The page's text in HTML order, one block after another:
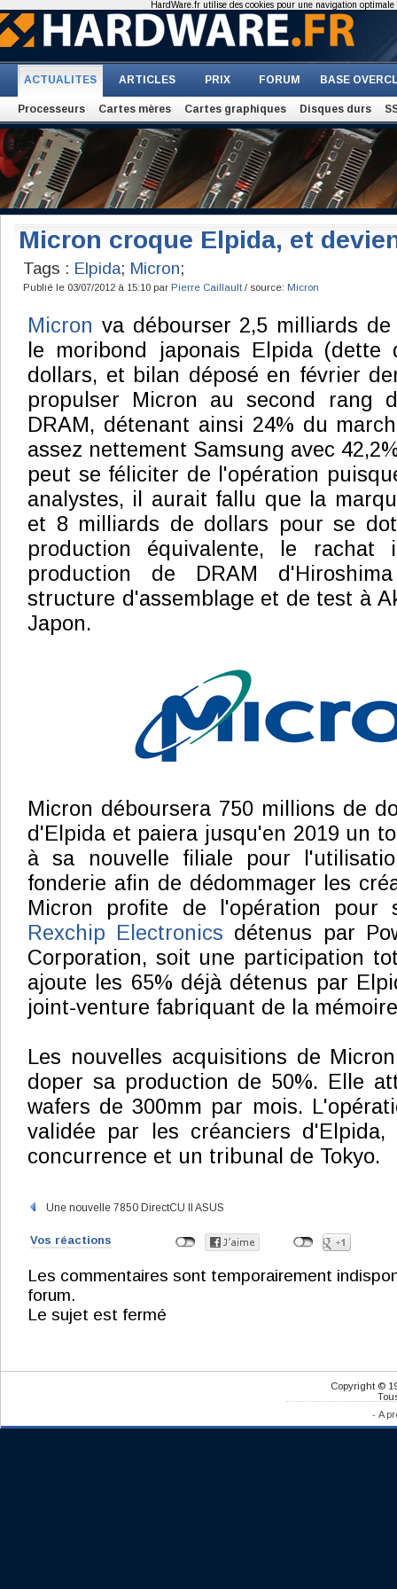
ACTUALITES ARTICLES PRIX FORUM BASE
Processeurs Cartes mères Cartes graphiques Disques durs
Micron croque Elpida, et
Tags : Elpida; Micron;
Publié le 03/07/2012 à 15:10 par Pierre Caillault / source: Micron
Micron va débourser 2,5 milliards
le moribond japonais Elpida
dollars, et bilan déposé en février
propulser Micron au second rang
DRAM, détenant ainsi 24% du
assez nettement Samsung avec
peut se féliciter de l'opération
analystes, il aurait fallu que la
et 8 milliards de dollars pour se
production équivalente, le rachat
production de DRAM
structure d'assemblage et de test à
Japon.
Micron déboursera 750 millions de
d'Elpida et paiera jusqu'en 2019 un
à sa nouvelle filiale pour
fonderie afin de dédommager les
Micron profite de l'opération pour
Rexchip Electronics détenus par
Corporation, soit une participation
ajoute les 65% déjà détenus par
joint-venture fabriquant de la
Les nouvelles acquisitions de
doper sa production de 50%. Elle
wafers de 300mm par mois.
validée par les créanciers
concurrence et un tribunal de Tokyo.
Une nouvelle 7850 DirectCU II ASUS
Vos réactions
Les commentaires sont temporairement
forum.
Le sujet est fermé
Copyright ©
- A
HardWare.fr utilise des cookies pour une navigation